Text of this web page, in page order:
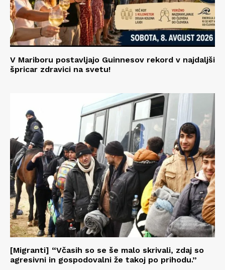
V Mariboru postavljajo Guinnesov rekord v najdaljši
špricar zdravici na svetu!
[Migranti] “Včasih so se še malo skrivali, zdaj so
agresivni in gospodovalni že takoj po prihodu.”